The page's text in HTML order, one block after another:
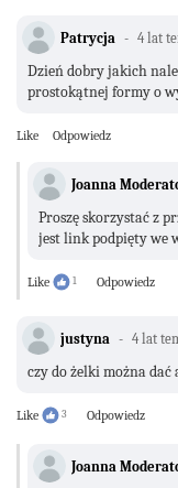
Patrycja 4 lat
Dzień dobry jakich
prostokątnej formy o
Like Odpowiedz
Joanna
Proszę skorzystać z
jest link podpięty we
Like 1 Odpowiedz
justyna 4 lat
czy do żelki można
Like 3 Odpowiedz
Joanna